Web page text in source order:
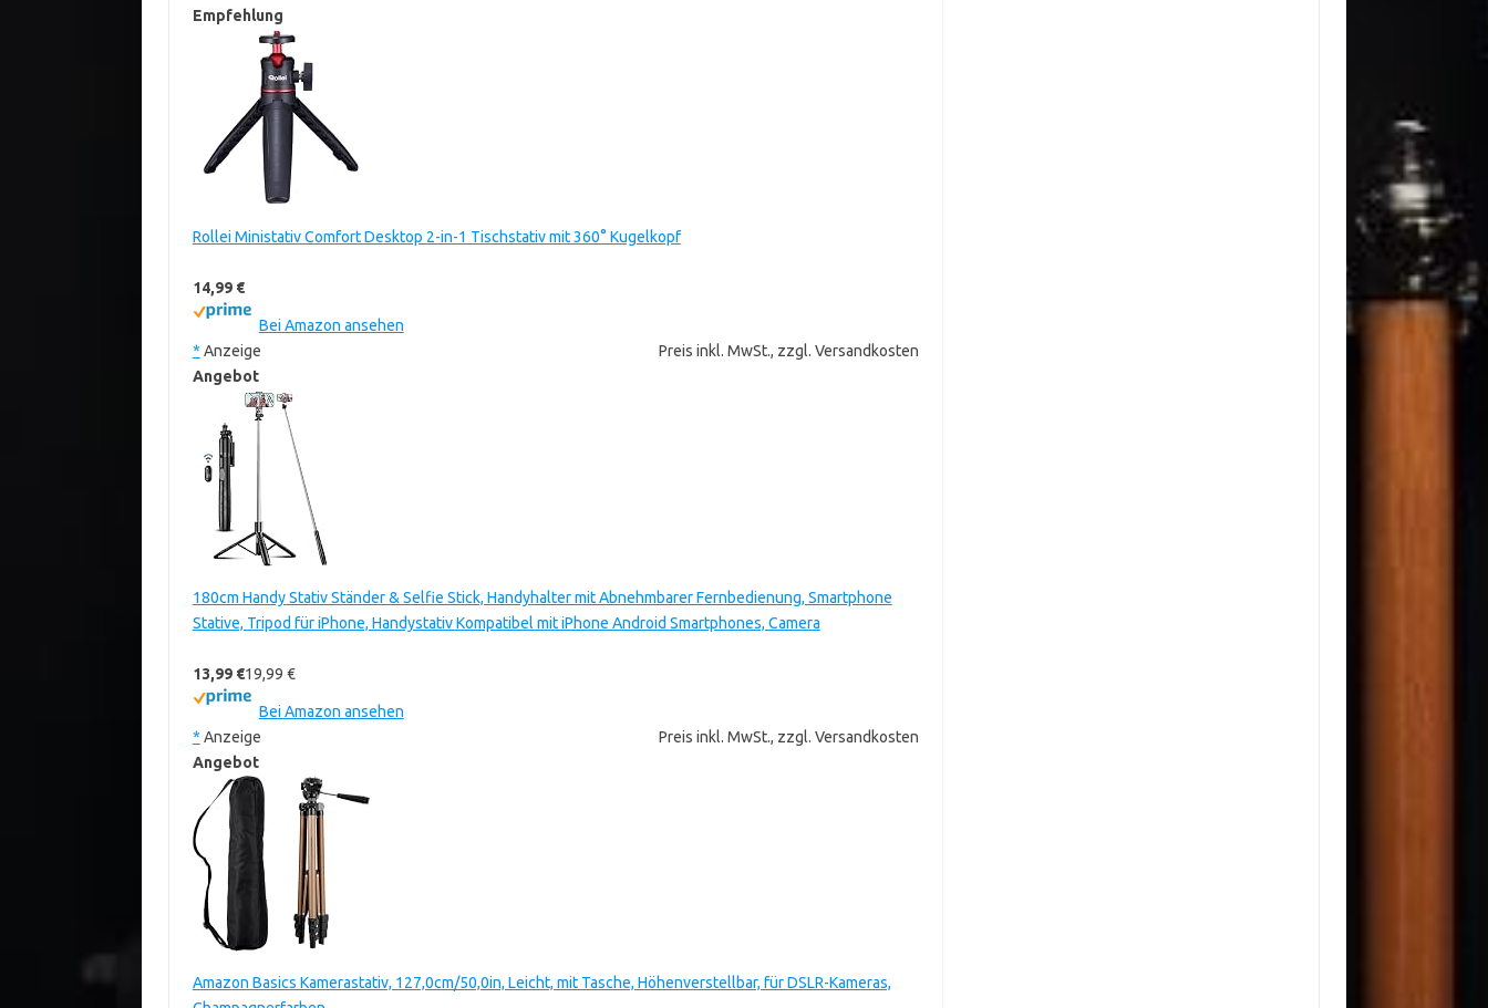
Empfehlung
Rollei Ministativ Comfort Desktop 2-in-1 Tischstativ mit 360° Kugelkopf
14,99 €
Bei Amazon ansehen
* Anzeige
Preis inkl. MwSt., zzgl. Versandkosten
Angebot
180cm Handy Stativ Ständer & Selfie Stick, Handyhalter mit Abnehmbarer Fernbedienung, Smartphone
Stative, Tripod für iPhone, Handystativ Kompatibel mit iPhone Android Smartphones, Camera
13,99 €19,99 €
Bei Amazon ansehen
* Anzeige
Preis inkl. MwSt., zzgl. Versandkosten
Angebot
Amazon Basics Kamerastativ, 127,0cm/50,0in, Leicht, mit Tasche, Höhenverstellbar, für DSLR-Kameras,